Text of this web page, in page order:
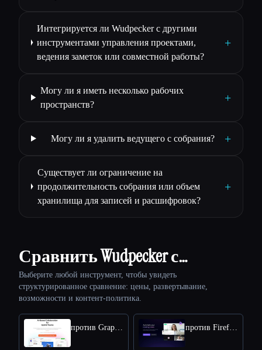
Интегрируется ли Wudpecker с другими
инструментами управления проектами,
ведения заметок или совместной работы?
+
Могу ли я иметь несколько рабочих
пространств?
+
Могу ли я удалить ведущего с собрания? +
Существует ли ограничение на
продолжительность собрания или объем
хранилища для записей и расшифровок?
+
Сравнить Wudpecker с…
Выберите любой инструмент, чтобы увидеть
структурированное сравнение: цены, развертывание,
возможности и контент-политика.